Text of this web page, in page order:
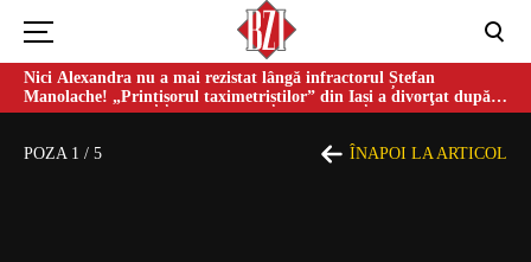
Nici Alexandra nu a mai rezistat lângă infractorul Ștefan
Manolache! „Prințișorul taximetriștilor” din Iași a divorţat după
doi ani de căsnicie
POZA 1 / 5 ÎNAPOI LA ARTICOL